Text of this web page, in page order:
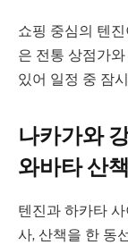
쇼핑 중심의 텐
은 전통 상점가
있어 일정 중 잠
나카가와
와바타 산책
텐진과 하카타
사, 산책을 한 동